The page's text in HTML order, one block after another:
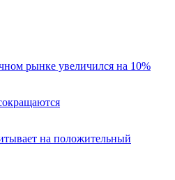
рынке увеличился на 10%
на положительный